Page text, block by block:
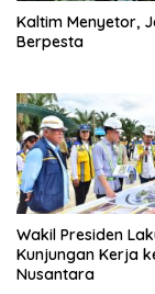
Kaltim Menyetor,
Berpesta
Wakil Presiden
Kunjungan Kerja
Nusantara